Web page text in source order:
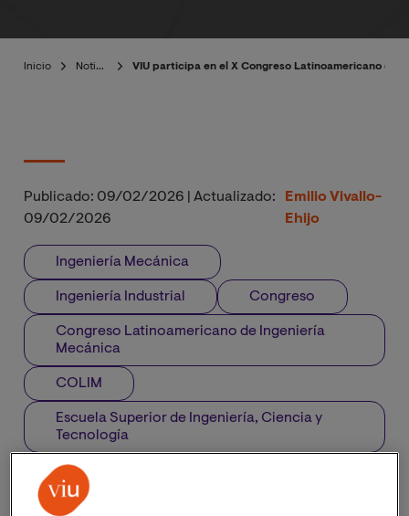
Inicio Noticias VIU participa en el X Congreso Latinoamericano de
Publicado: 09/02/2026
Actualizado:
09/02/2026
Emilio Vivallo-
Ehijo
Ingeniería Mecánica
Ingeniería Industrial Congreso
Congreso Latinoamericano de Ingeniería
Mecánica
COLIM
Escuela Superior de Ingeniería, Ciencia y
Tecnología
ESICT